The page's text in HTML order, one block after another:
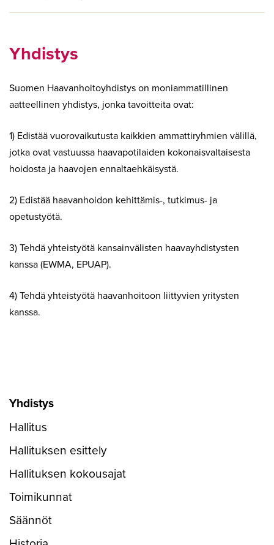
Yhdistys
Hallitus
Hallituksen esittely
Hallituksen kokousajat
Toimikunnat
Säännöt
Yhdistys
Suomen Haavanhoitoyhdistys on moniammatillinen
aatteellinen yhdistys, jonka tavoitteita ovat:
1) Edistää vuorovaikutusta kaikkien ammattiryhmien välillä,
jotka ovat vastuussa haavapotilaiden kokonaisvaltaisesta
hoidosta ja haavojen ennaltaehkäisystä.
2) Edistää haavanhoidon kehittämis-, tutkimus- ja
opetustyötä.
3) Tehdä yhteistyötä kansainvälisten haavayhdistysten
kanssa (EWMA, EPUAP).
4) Tehdä yhteistyötä haavanhoitoon liittyvien yritysten
kanssa.